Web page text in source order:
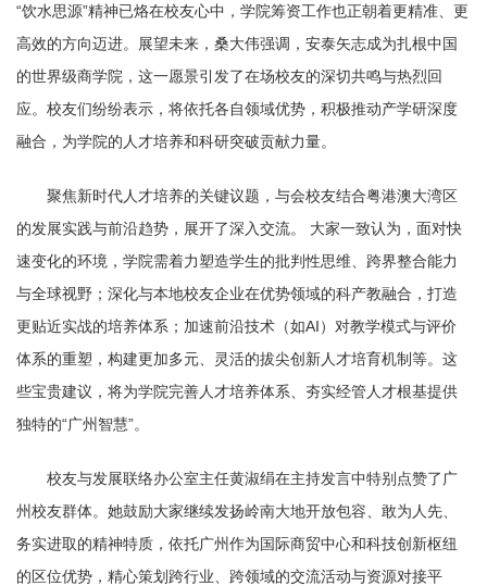
“饮水思源”精神已烙在校友心中，学院筹资工作也正朝着更精准、更
高效的方向迈进。展望未来，桑大伟强调，安泰矢志成为扎根中国
的世界级商学院，这一愿景引发了在场校友的深切共鸣与热烈回
应。校友们纷纷表示，将依托各自领域优势，积极推动产学研深度
融合，为学院的人才培养和科研突破贡献力量。
聚焦新时代人才培养的关键议题，与会校友结合粤港澳大湾区
的发展实践与前沿趋势，展开了深入交流。 大家一致认为，面对快
速变化的环境，学院需着力塑造学生的批判性思维、跨界整合能力
与全球视野；深化与本地校友企业在优势领域的科产教融合，打造
更贴近实战的培养体系；加速前沿技术（如AI）对教学模式与评价
体系的重塑，构建更加多元、灵活的拔尖创新人才培育机制等。这
些宝贵建议，将为学院完善人才培养体系、夯实经管人才根基提供
独特的“广州智慧”。
校友与发展联络办公室主任黄淑绢在主持发言中特别点赞了广
州校友群体。她鼓励大家继续发扬岭南大地开放包容、敢为人先、
务实进取的精神特质，依托广州作为国际商贸中心和科技创新枢纽
的区位优势，精心策划跨行业、跨领域的交流活动与资源对接平